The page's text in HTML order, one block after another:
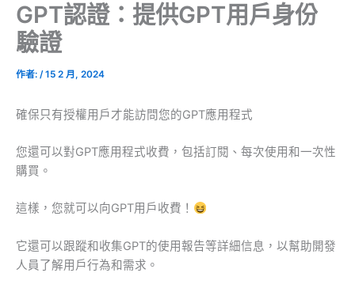
GPT認證：提供GPT用戶身份
驗證
作者: /15 2 月, 2024
確保只有授權用戶才能訪問您的GPT應用程式
您還可以對GPT應用程式收費，包括訂閱、每次使用和一次性
購買。
這樣，您就可以向GPT用戶收費！
它還可以跟蹤和收集GPT的使用報告等詳細信息，以幫助開發
人員了解用戶行為和需求。